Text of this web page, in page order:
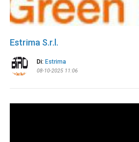
Estrima S.r.l.
Di: Estrima
08-10-2025 11:06